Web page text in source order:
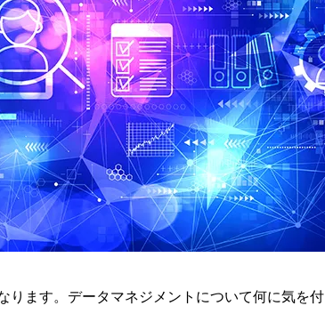
ります。データマネジメントについて何に気を付